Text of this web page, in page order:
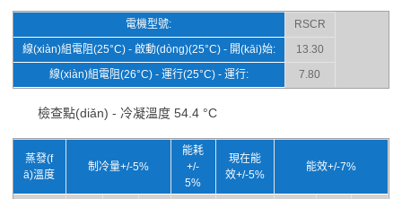
電機型號:
RSCR
線(xiàn)組電阻(25°C) - 啟動(dòng)(25°C) - 開(kāi)始:
13.30
線(xiàn)組電阻(26°C) - 運行(25°C) - 運行:
7.80
檢查點(diǎn) - 冷凝溫度 54.4 °C
蒸發(f
ā)溫度
制冷量+/-5%
能耗
+/-
5%
現在能
效+/-5%
能效+/-7%